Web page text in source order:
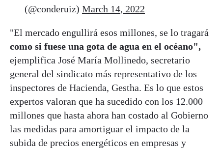
(@conderuiz) March 14, 2022
"El mercado engullirá esos millones, se lo tragará
como si fuese una gota de agua en el océano",
ejemplifica José María Mollinedo, secretario
general del sindicato más representativo de los
inspectores de Hacienda, Gestha. Es lo que estos
expertos valoran que ha sucedido con los 12.000
millones que hasta ahora han costado al Gobierno
las medidas para amortiguar el impacto de la
subida de precios energéticos en empresas y